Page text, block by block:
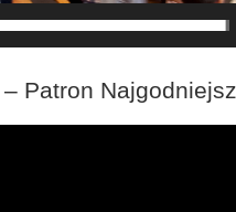
– Patron